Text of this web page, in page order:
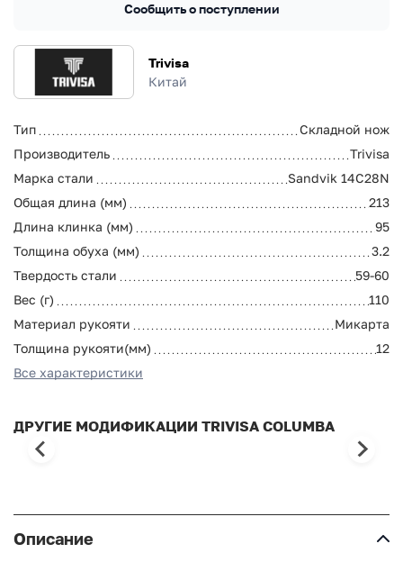
Trivisa
Китай
Тип
Складной нож
Производитель
Trivisa
Марка стали
Sandvik 14C28N
Общая длина (мм)
213
Длина клинка (мм)
95
Толщина обуха (мм)
3.2
Твердость стали
59-60
Вес (г)
110
Материал рукояти
Микарта
Толщина рукояти(мм)
12
Все характеристики
Сообщить о поступлении
ДРУГИЕ МОДИФИКАЦИИ TRIVISA COLUMBA
Описание